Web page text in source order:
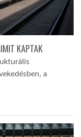
KAPTAK
a